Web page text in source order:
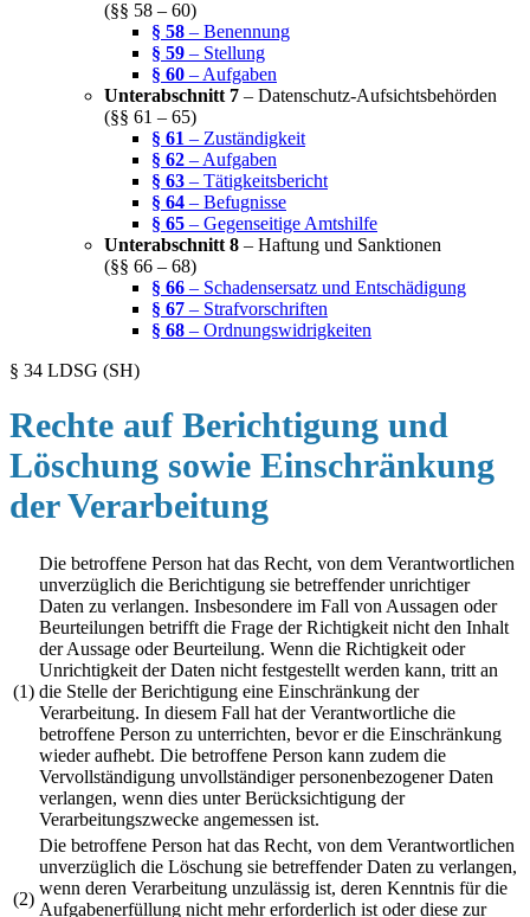
(§§ 58 – 60)
§ 58 – Benennung
§ 59 – Stellung
§ 60 – Aufgaben
Unterabschnitt 7 – Datenschutz-Aufsichtsbehörden
(§§ 61 – 65)
§ 61 – Zuständigkeit
§ 62 – Aufgaben
§ 63 – Tätigkeitsbericht
§ 64 – Befugnisse
§ 65 – Gegenseitige Amtshilfe
Unterabschnitt 8 – Haftung und Sanktionen
(§§ 66 – 68)
§ 66 – Schadensersatz und Entschädigung
§ 67 – Strafvorschriften
§ 68 – Ordnungswidrigkeiten
§ 34 LDSG (SH)
Rechte auf Berichtigung und
Löschung sowie Einschränkung
der Verarbeitung
(1)
Die betroffene Person hat das Recht, von dem Verantwortlichen
unverzüglich die Berichtigung sie betreffender unrichtiger
Daten zu verlangen. Insbesondere im Fall von Aussagen oder
Beurteilungen betrifft die Frage der Richtigkeit nicht den Inhalt
der Aussage oder Beurteilung. Wenn die Richtigkeit oder
Unrichtigkeit der Daten nicht festgestellt werden kann, tritt an
die Stelle der Berichtigung eine Einschränkung der
Verarbeitung. In diesem Fall hat der Verantwortliche die
betroffene Person zu unterrichten, bevor er die Einschränkung
wieder aufhebt. Die betroffene Person kann zudem die
Vervollständigung unvollständiger personenbezogener Daten
verlangen, wenn dies unter Berücksichtigung der
Verarbeitungszwecke angemessen ist.
(2)
Die betroffene Person hat das Recht, von dem Verantwortlichen
unverzüglich die Löschung sie betreffender Daten zu verlangen,
wenn deren Verarbeitung unzulässig ist, deren Kenntnis für die
Aufgabenerfüllung nicht mehr erforderlich ist oder diese zur